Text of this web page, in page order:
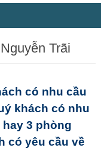
Trãi
có nhu cầu
khách có nhu
3 phòng
có yêu cầu về